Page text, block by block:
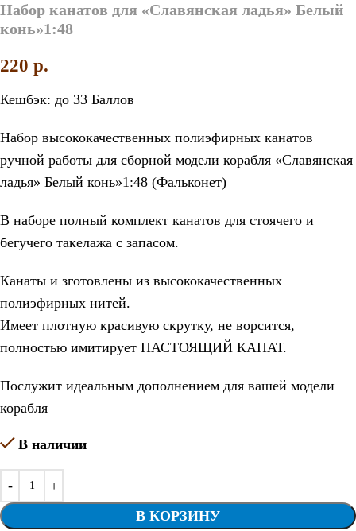
Набор канатов для «Славянская ладья» Белый
конь»1:48
220 p.
Кешбэк: до 33 Баллов
Набор высококачественных полиэфирных канатов
ручной работы для сборной модели корабля «Славянская
ладья» Белый конь»1:48 (Фальконет)
В наборе полный комплект канатов для стоячего и
бегучего такелажа с запасом.
Канаты и зготовлены из высококачественных
полиэфирных нитей.
Имеет плотную красивую скрутку, не ворсится,
полностью имитирует НАСТОЯЩИЙ КАНАТ.
Послужит идеальным дополнением для вашей модели
корабля
В наличии
В КОРЗИНУ